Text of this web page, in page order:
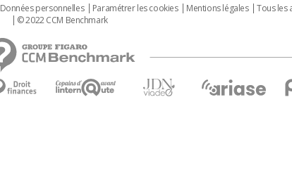
Données personnelles Paramétrer les cookies Mentions légales Tous les
© 2022 CCM Benchmark